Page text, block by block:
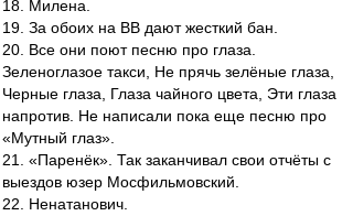
18. Милена.
19. За обоих на ВВ дают жесткий бан.
20. Все они поют песню про глаза.
Зеленоглазое такси, Не прячь зелёные глаза,
Черные глаза, Глаза чайного цвета, Эти глаза
напротив. Не написали пока еще песню про
«Мутный глаз».
21. «Паренёк». Так заканчивал свои отчёты с
выездов юзер Мосфильмовский.
22. Ненатанович.